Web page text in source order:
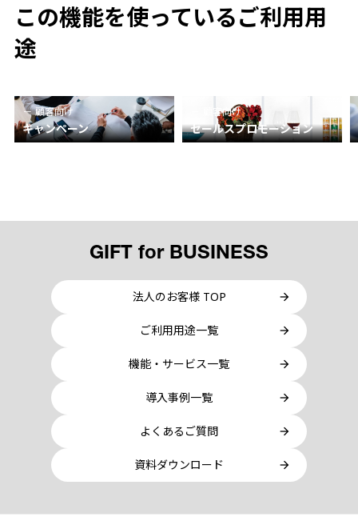
この機能を使っているご利用用
途
顧客向け
キャンペーン
顧客向け
セールスプロモーション
GIFT for BUSINESS
法人のお客様 TOP
ご利用用途一覧
機能・サービス一覧
導入事例一覧
よくあるご質問
資料ダウンロード